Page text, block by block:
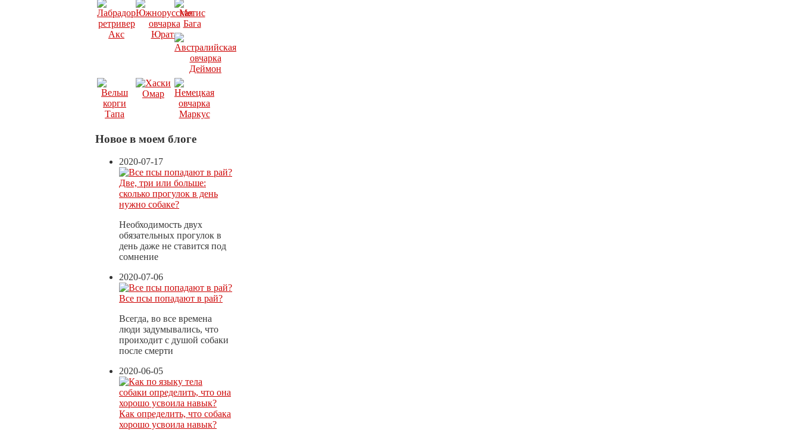
Новое в моем блоге
2020-07-17
Две, три или больше:
сколько прогулок в день
нужно собаке?
Необходимость двух
обязательных прогулок в
день даже не ставится под
сомнение
2020-07-06
Все псы попадают в рай?
Всегда, во все времена
люди задумывались, что
проиходит с душой собаки
после смерти
2020-06-05
Как определить, что собака
хорошо усвоила навык?